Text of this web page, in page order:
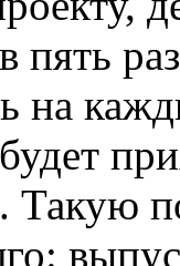
пять
на
Такую